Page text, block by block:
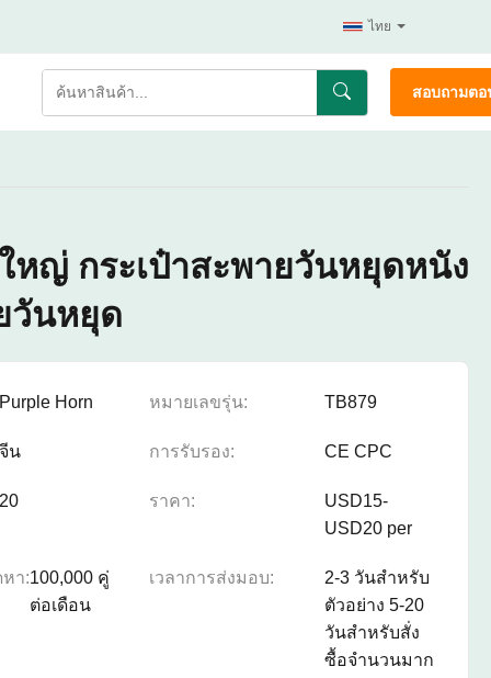
ไทย
สอบถามต
หญ่ กระเป๋าสะพายวันหยุดหนัง
วันหยุด
Purple Horn หมายเลขรุ่น: TB879
จีน การรับรอง: CE CPC
20 ราคา:
USD15-
USD20 per
า:100,000 คู่
ต่อเดือน
เวลาการส่งมอบ:
2-3 วันสำหรับ
ตัวอย่าง 5-20
วันสำหรับสั่ง
ซื้อจำนวนมาก